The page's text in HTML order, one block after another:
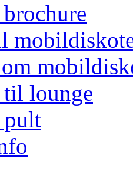
lounge
pult